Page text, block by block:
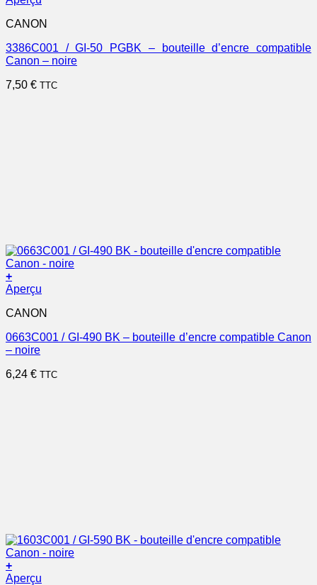
CANON
3386C001 / GI-50 PGBK – bouteille d’encre compatible
Canon – noire
7,50 € TTC
+
Aperçu
CANON
0663C001 / GI-490 BK – bouteille d’encre compatible Canon
– noire
6,24 € TTC
+
Aperçu